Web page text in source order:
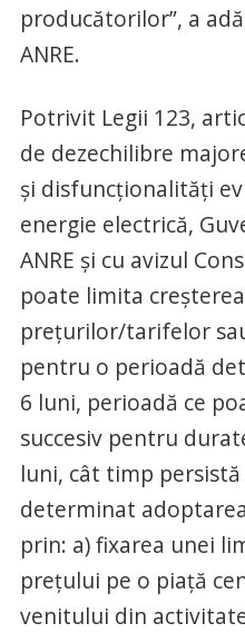
producătorilor”, a
ANRE.
Potrivit Legii 123,
de dezechilibre
şi disfuncţionalităţi
energie electrică,
ANRE şi cu avizul
poate limita
preţurilor/tarifelor
pentru o perioadă
6 luni, perioadă ce
succesiv pentru
luni, cât timp
determinat
prin: a) fixarea unei
preţului pe o piaţă
venitului din